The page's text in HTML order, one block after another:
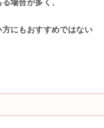
場合が多く、
にもおすすめではない